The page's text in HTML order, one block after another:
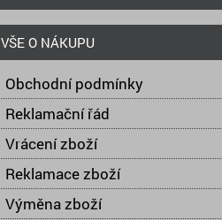
VŠE O NÁKUPU
Obchodní podmínky
Reklamační řád
Vrácení zboží
Reklamace zboží
Výměna zboží